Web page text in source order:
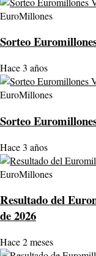
EuroMillones
Sorteo
Hace 3 años
EuroMillones
Sorteo
Hace 3 años
EuroMillones
Resultado del
de 2026
Hace 2 meses